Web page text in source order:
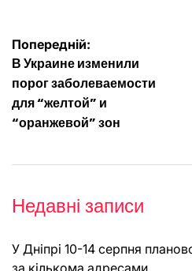
Навігація
записів
Попередній:
В Украине изменили
порог заболеваемости
для “желтой” и
“оранжевой” зон
Недавні записи
У Дніпрі 10-14 серпня